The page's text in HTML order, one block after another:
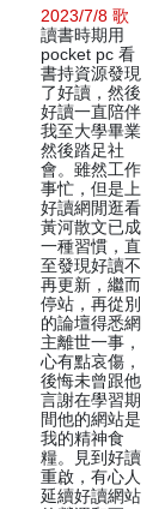
2023/7/8 歌
讀書時期用
pocket pc 看
書持資源發現
了好讀，然後
好讀一直陪伴
我至大學畢業
然後踏足社
會。雖然工作
事忙，但是上
好讀網閒逛看
黃河散文已成
一種習慣，直
至發現好讀不
再更新，繼而
停站，再從別
的論壇得悉網
主離世一事，
心有點哀傷，
後悔未曾跟他
言謝在學習期
間他的網站是
我的精神食
糧。見到好讀
重啟，有心人
延續好讀網站